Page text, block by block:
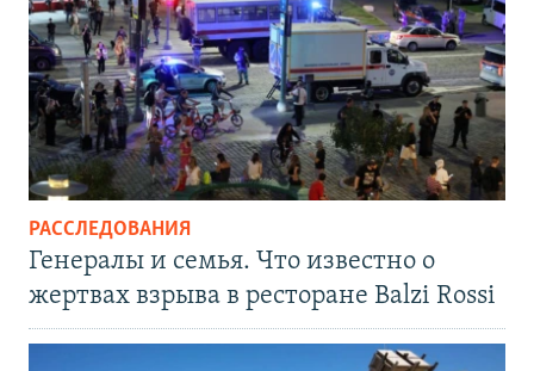
РАССЛЕДОВАНИЯ
Генералы и семья. Что известно о
жертвах взрыва в ресторане Balzi Rossi